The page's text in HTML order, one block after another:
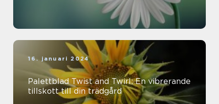
16. januari 2024
Palettblad Twist and Twirl: En vibrerande
tillskott till din trädgård